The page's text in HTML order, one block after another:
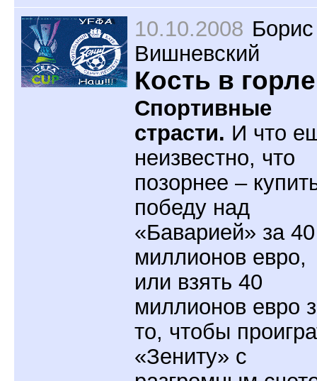
10.10.2008 Борис
Вишневский
Кость в горле
Спортивные
страсти. И что
неизвестно, что
позорнее –
победу над
«Баварией» за 40
миллионов евро,
или взять 40
миллионов евро
то, чтобы
«Зениту» с